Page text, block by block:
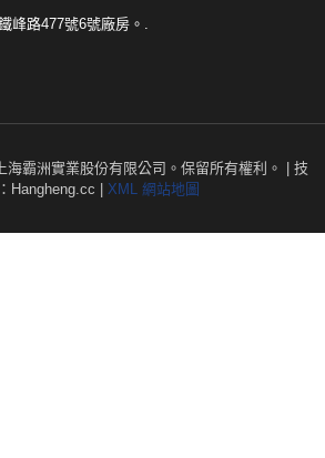
峰路477號6號廠房。.
海霸洲實業股份有限公司。保留所有權利。 | 技
Hangheng.cc | XML 網站地圖